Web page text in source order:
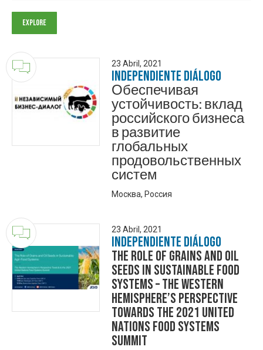
23 Abril, 2021
Independiente Diálogo
Обеспечивая
устойчивость: вклад
российского бизнеса
в развитие
глобальных
продовольственных
систем
Москва, Россия
23 Abril, 2021
Independiente Diálogo
The role of grains and oil
seeds in Sustainable Food
Systems – The Western
Hemisphere’s perspective
towards the 2021 United
Nations Food Systems
Summit